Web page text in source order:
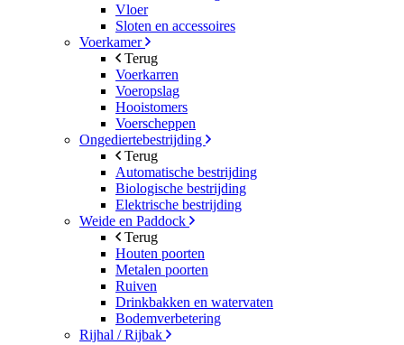
Vloer
Sloten en accessoires
Voerkamer
Terug
Voerkarren
Voeropslag
Hooistomers
Voerscheppen
Ongediertebestrijding
Terug
Automatische bestrijding
Biologische bestrijding
Elektrische bestrijding
Weide en Paddock
Terug
Houten poorten
Metalen poorten
Ruiven
Drinkbakken en watervaten
Bodemverbetering
Rijhal / Rijbak